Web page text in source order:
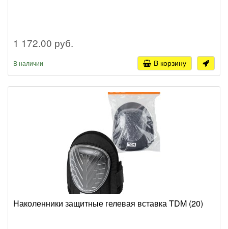
1 172.00 руб.
В наличии В корзину
Наколенники защитные гелевая вставка TDM (20)